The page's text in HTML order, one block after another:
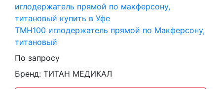
TMH100 иглодержатель прямой по Макферсону,
титановый
По запросу
Бренд: ТИТАН МЕДИКАЛ